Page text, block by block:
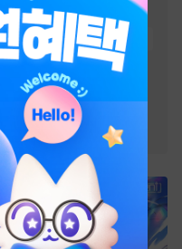
#상처수 #미인수 #동거
#절륜공 짝사랑 #현대물
#능글공 #츤데레수
친구>연인 #고수위
미남공 #하드코어
#
연하공 친구 #집착공